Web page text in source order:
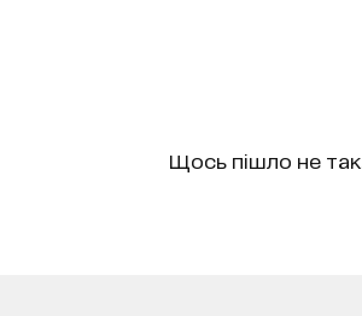
Щось пішло не так...